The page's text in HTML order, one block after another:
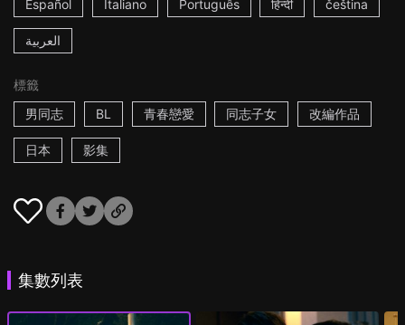
Español Italiano Português हिन्दी čeština
العربية
標籤
男同志
BL 青春戀愛 同志子女 改編作品
日本 影集
集數列表